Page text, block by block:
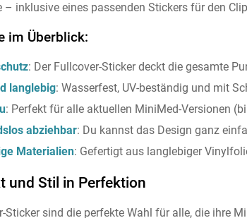
– inklusive eines passenden Stickers für den
im Überblick:
: Der Fullcover-Sticker deckt die gesamte
langlebig: Wasserfest, UV-beständig und mit
: Perfekt für alle aktuellen MiniMed-Versionen
abziehbar: Du kannst das Design ganz
Materialien: Gefertigt aus langlebiger
und Stil in Perfektion
Sticker sind die perfekte Wahl für alle, die ihre